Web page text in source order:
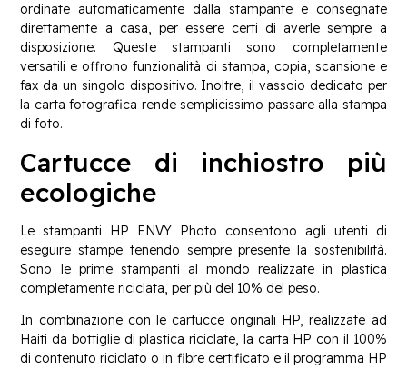
ordinate automaticamente dalla stampante e consegnate
direttamente a casa, per essere certi di averle sempre a
disposizione. Queste stampanti sono completamente
versatili e offrono funzionalità di stampa, copia, scansione e
fax da un singolo dispositivo. Inoltre, il vassoio dedicato per
la carta fotografica rende semplicissimo passare alla stampa
di foto.
Cartucce di inchiostro più
ecologiche
Le stampanti HP ENVY Photo consentono agli utenti di
eseguire stampe tenendo sempre presente la sostenibilità.
Sono le prime stampanti al mondo realizzate in plastica
completamente riciclata, per più del 10% del peso.
In combinazione con le cartucce originali HP, realizzate ad
Haiti da bottiglie di plastica riciclate, la carta HP con il 100%
di contenuto riciclato o in fibre certificato e il programma HP